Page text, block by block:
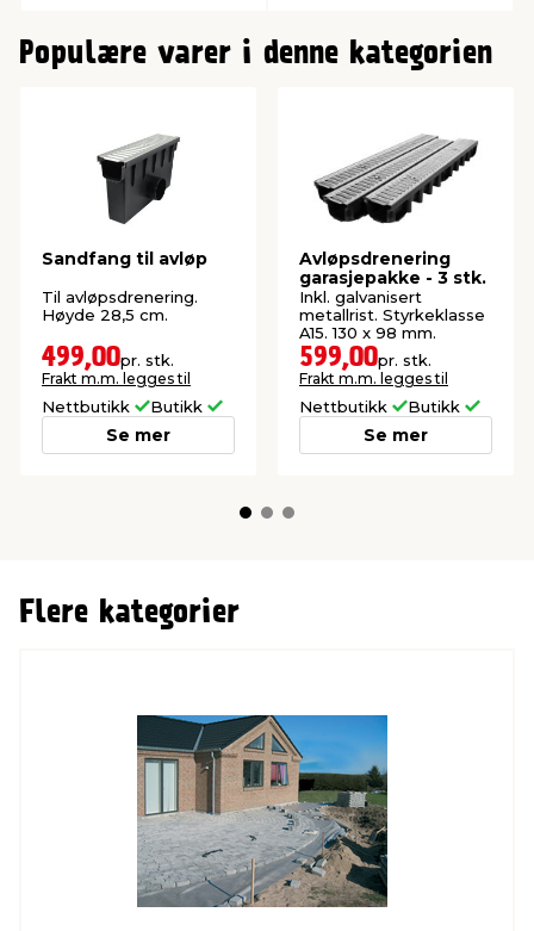
Populære varer i denne kategorien
Sandfang til avløp
Til avløpsdrenering.
Høyde 28,5 cm.
499,00pr. stk.
Frakt m.m. legges til
Nettbutikk Butikk
Se mer
Avløpsdrenering
garasjepakke - 3 stk.
Inkl. galvanisert
metallrist. Styrkeklasse
A15. 130 x 98 mm.
599,00pr. stk.
Frakt m.m. legges til
Nettbutikk Butikk
Se mer
Flere kategorier